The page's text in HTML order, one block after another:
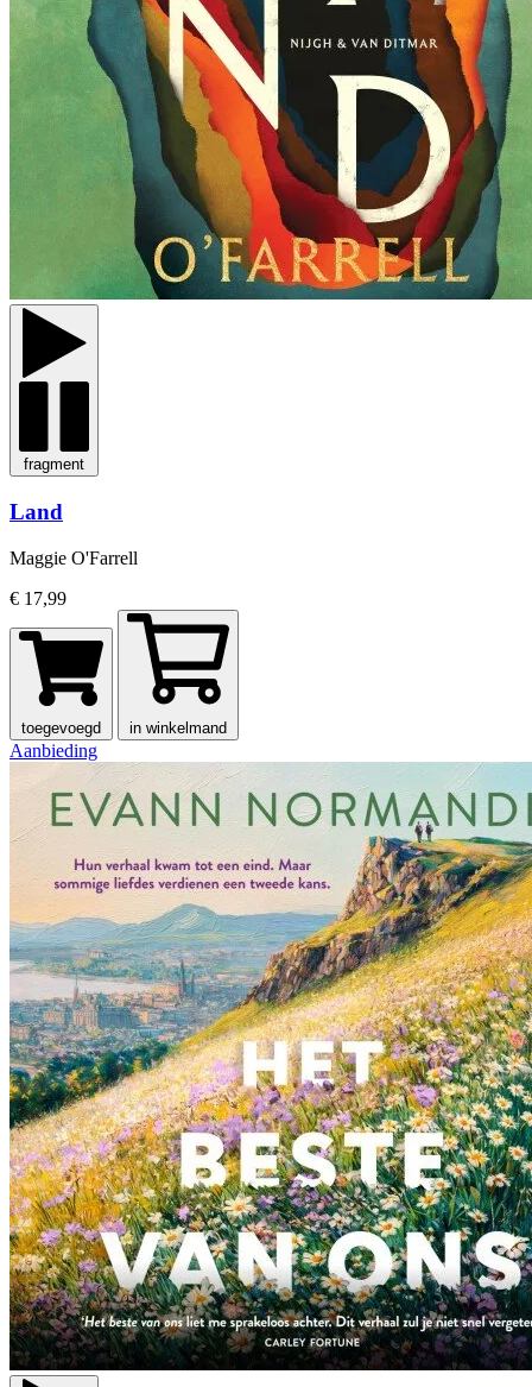
fragment
Land
Maggie O'Farrell
€ 17,99
toegevoegd in winkelmand
Aanbieding